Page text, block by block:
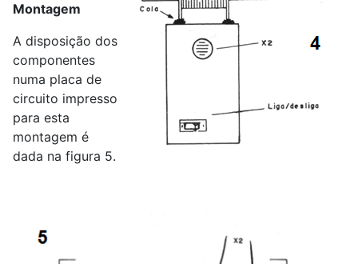
Montagem
A disposição dos
componentes
numa placa de
circuito impresso
para esta
montagem é
dada na figura 5.